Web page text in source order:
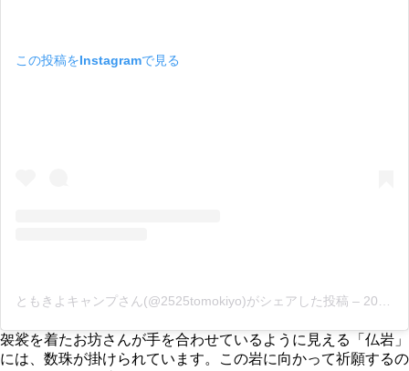
この投稿をInstagramで見る
ともきよキャンプさん(@2525tomokiyo)がシェアした投稿 – 2019年 5月月5日午後3時20分PDT
袈裟を着たお坊さんが手を合わせているように見える「仏岩」
には、数珠が掛けられています。この岩に向かって祈願するの